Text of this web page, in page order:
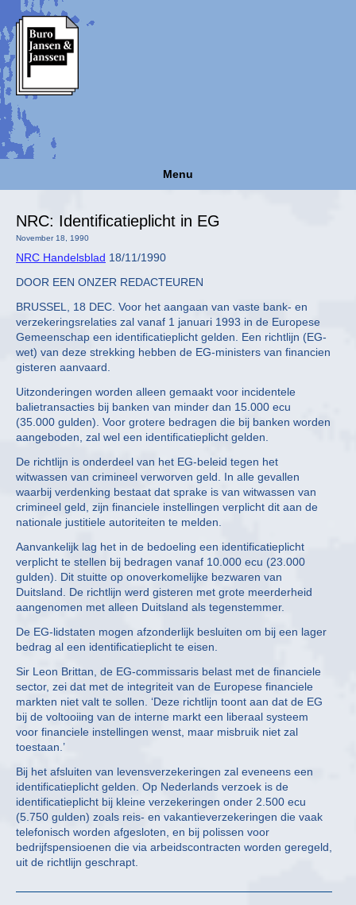
Menu
NRC: Identificatieplicht in EG
November 18, 1990
NRC Handelsblad 18/11/1990
DOOR EEN ONZER REDACTEUREN
BRUSSEL, 18 DEC. Voor het aangaan van vaste bank- en
verzekeringsrelaties zal vanaf 1 januari 1993 in de Europese
Gemeenschap een identificatieplicht gelden. Een richtlijn (EG-
wet) van deze strekking hebben de EG-ministers van financien
gisteren aanvaard.
Uitzonderingen worden alleen gemaakt voor incidentele
balietransacties bij banken van minder dan 15.000 ecu
(35.000 gulden). Voor grotere bedragen die bij banken worden
aangeboden, zal wel een identificatieplicht gelden.
De richtlijn is onderdeel van het EG-beleid tegen het
witwassen van crimineel verworven geld. In alle gevallen
waarbij verdenking bestaat dat sprake is van witwassen van
crimineel geld, zijn financiele instellingen verplicht dit aan de
nationale justitiele autoriteiten te melden.
Aanvankelijk lag het in de bedoeling een identificatieplicht
verplicht te stellen bij bedragen vanaf 10.000 ecu (23.000
gulden). Dit stuitte op onoverkomelijke bezwaren van
Duitsland. De richtlijn werd gisteren met grote meerderheid
aangenomen met alleen Duitsland als tegenstemmer.
De EG-lidstaten mogen afzonderlijk besluiten om bij een lager
bedrag al een identificatieplicht te eisen.
Sir Leon Brittan, de EG-commissaris belast met de financiele
sector, zei dat met de integriteit van de Europese financiele
markten niet valt te sollen. ‘Deze richtlijn toont aan dat de EG
bij de voltooiing van de interne markt een liberaal systeem
voor financiele instellingen wenst, maar misbruik niet zal
toestaan.’
Bij het afsluiten van levensverzekeringen zal eveneens een
identificatieplicht gelden. Op Nederlands verzoek is de
identificatieplicht bij kleine verzekeringen onder 2.500 ecu
(5.750 gulden) zoals reis- en vakantieverzekeringen die vaak
telefonisch worden afgesloten, en bij polissen voor
bedrijfspensioenen die via arbeidscontracten worden geregeld,
uit de richtlijn geschrapt.